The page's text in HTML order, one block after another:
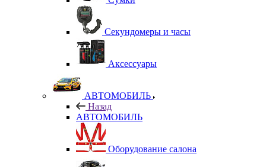
Секундомеры и часы
Аксессуары
АВТОМОБИЛЬ
Назад
АВТОМОБИЛЬ
Оборудование салона